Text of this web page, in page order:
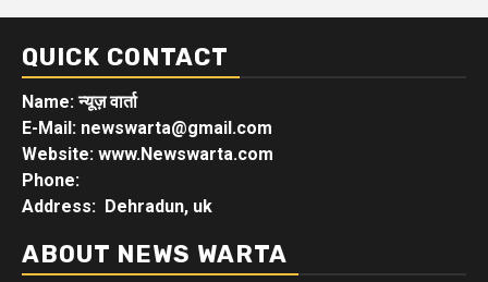
QUICK CONTACT
Name: न्यूज़ वार्ता
E-Mail: newswarta@gmail.com
Website: www.Newswarta.com
Phone:
Address: Dehradun, uk
ABOUT NEWS WARTA